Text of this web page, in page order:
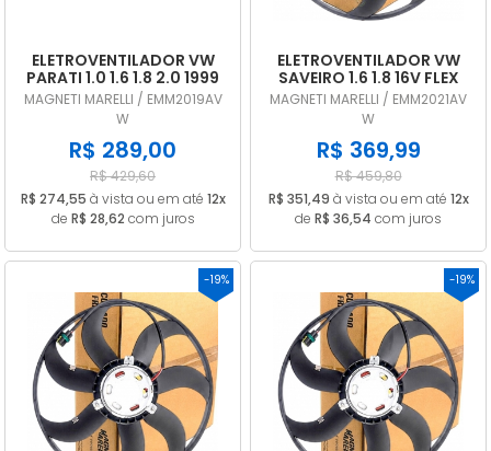
ELETROVENTILADOR VW
PARATI 1.0 1.6 1.8 2.0 1999
A 2005 COM AR COND
EMM2019AVW
MAGNETI MARELLI / EMM2019AV
W
R$ 289,00
R$ 429,60
R$ 274,55 à vista ou em até 12x
de R$ 28,62 com juros
ELETROVENTILADOR VW
SAVEIRO 1.6 1.8 16V FLEX
2008 a 2016 C. MEC /
COM AR EMM2021AVW
MAGNETI MARELLI / EMM2021AV
W
R$ 369,99
R$ 459,80
R$ 351,49 à vista ou em até 12x
de R$ 36,54 com juros
-19% -19%